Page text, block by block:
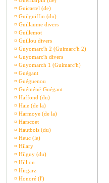
¤ Guicastel (de)
¤ Guilguiffin (du)
¤ Guillaume divers
¤ Guillemot
¤ Guillou divers
¤ Guyomarc'h 2 (Guimarc'h 2)
¤ Guyomarc'h divers
¤ Guyomarch 1 (Guimarc'h)
¤ Guégant
¤ Guéguenou
¤ Guéméné-Guégant
¤ Haffond (du)
¤ Haie (de la)
¤ Harmoye (de la)
¤ Harscoet
¤ Hautbois (du)
¤ Heuc (le)
¤ Hilary
¤ Hilguy (du)
¤ Hillion
¤ Hirgarz
¤ Honoré (l')